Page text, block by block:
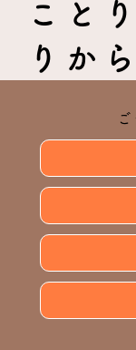
こと
りか